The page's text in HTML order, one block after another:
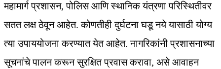
महामार्ग प्रशासन, पोलिस आणि स्थानिक यंत्रणा परिस्थितीवर
सतत लक्ष ठेवून आहेत. कोणतीही दुर्घटना घडू नये यासाठी योग्य
त्या उपाययोजना करण्यात येत आहेत. नागरिकांनी प्रशासनाच्या
सूचनांचे पालन करून सुरक्षित प्रवास करावा, असे आवाहन